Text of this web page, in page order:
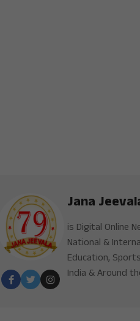
Jana
is Digital Online
National &
Education,
India & Around